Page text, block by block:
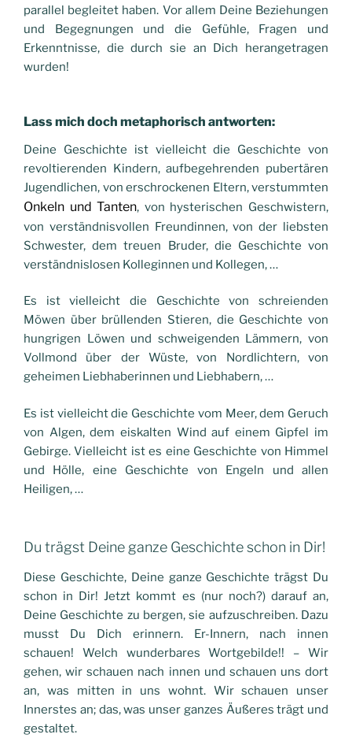
parallel begleitet haben. Vor allem Deine Beziehungen
und Begegnungen und die Gefühle, Fragen und
Erkenntnisse, die durch sie an Dich herangetragen
wurden!
Lass mich doch metaphorisch antworten:
Deine Geschichte ist vielleicht die Geschichte von
revoltierenden Kindern, aufbegehrenden pubertären
Jugendlichen, von erschrockenen Eltern, verstummten
Onkeln und Tanten, von hysterischen Geschwistern,
von verständnisvollen Freundinnen, von der liebsten
Schwester, dem treuen Bruder, die Geschichte von
verständnislosen Kolleginnen und Kollegen, …
Es ist vielleicht die Geschichte von schreienden
Möwen über brüllenden Stieren, die Geschichte von
hungrigen Löwen und schweigenden Lämmern, von
Vollmond über der Wüste, von Nordlichtern, von
geheimen Liebhaberinnen und Liebhabern, …
Es ist vielleicht die Geschichte vom Meer, dem Geruch
von Algen, dem eiskalten Wind auf einem Gipfel im
Gebirge. Vielleicht ist es eine Geschichte von Himmel
und Hölle, eine Geschichte von Engeln und allen
Heiligen, …
Du trägst Deine ganze Geschichte schon in Dir!
Diese Geschichte,Deine ganze Geschichte trägst Du
schon in Dir! Jetzt kommt es (nur noch?) darauf an,
Deine Geschichte zu bergen, sie aufzuschreiben. Dazu
musst Du Dich erinnern. Er-Innern, nach innen
schauen! Welch wunderbares Wortgebilde!! – Wir
gehen, wir schauen nach innen und schauen uns dort
an, was mitten in uns wohnt. Wir schauen unser
Innerstes an; das, was unser ganzes Äußeres trägt und
gestaltet.